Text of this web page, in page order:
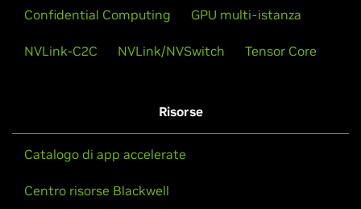
Confidential Computing GPU multi-istanza
NVLink-C2C NVLink/NVSwitch Tensor Core
Risorse
Catalogo di app accelerate
Centro risorse Blackwell